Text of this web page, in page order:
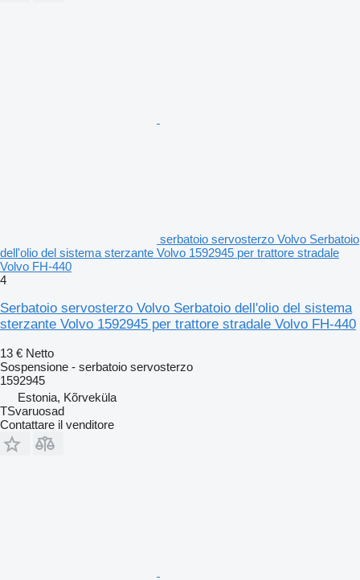
serbatoio servosterzo Volvo Serbatoio
dell'olio del sistema sterzante Volvo 1592945 per trattore stradale
Volvo FH-440
4
Serbatoio servosterzo Volvo Serbatoio dell'olio del sistema
sterzante Volvo 1592945 per trattore stradale Volvo FH-440
13 € Netto
Sospensione - serbatoio servosterzo
1592945
Estonia, Kõrveküla
TSvaruosad
Contattare il venditore